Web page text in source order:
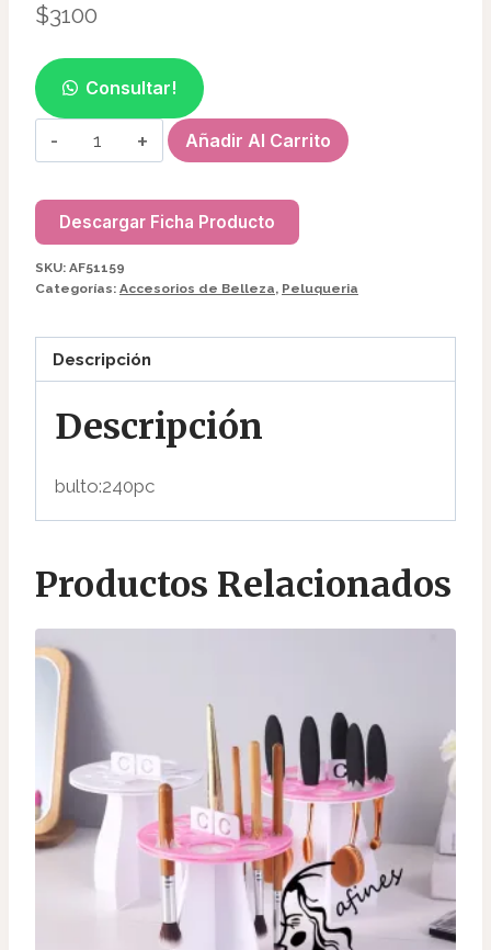
$3100
Consultar!
CEPILLO
ANTIFRIZZ
P/PELO
AF51159
cantidad
Añadir Al Carrito
Descargar Ficha Producto
SKU: AF51159
Categorías: Accesorios de Belleza, Peluqueria
Descripción
Descripción
bulto:240pc
Productos Relacionados